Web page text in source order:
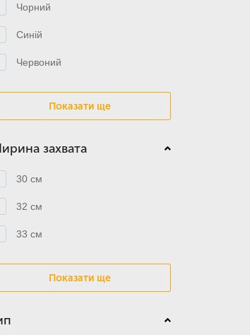
Чорний
Синій
Червоний
Показати ще
захвата
30 см
32 см
33 см
Показати ще